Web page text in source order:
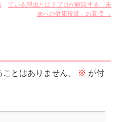
ている理由とは？プロが解説する「未
来への健康投資」の真価 →
とはありません。 ※ が付